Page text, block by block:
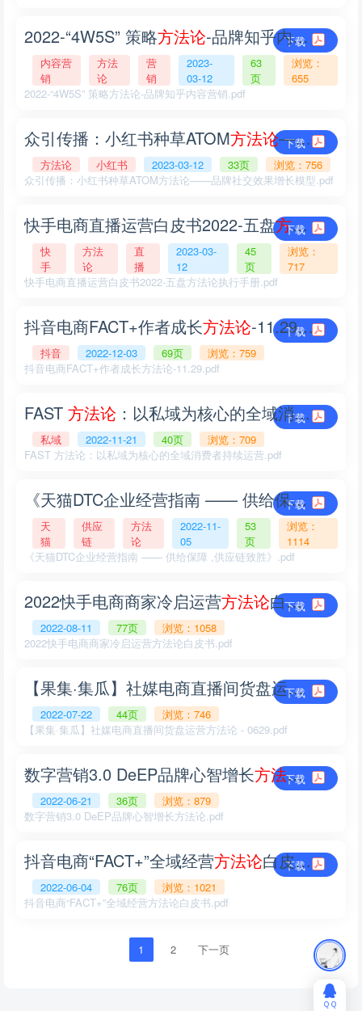
下载
2022-“4W5S” 策略方法论-品牌知乎内容营销.pdf
内容营
销
方法
论
营
销
2023-
03-12
63
页
浏览：
655
2022-“4W5S” 策略方法论-品牌知乎内容营销.pdf
下载
众引传播：小红书种草ATOM方法论——品牌社交效果增长模型.pdf
方法论 小红书 2023-03-12 33页
浏览：756
众引传播：小红书种草ATOM方法论——品牌社交效果增长模型.pdf
下载
快手电商直播运营白皮书2022-五盘方法论执行
快
手
方法
论
直
播
2023-03-
12
45
页
浏览：
717
快手电商直播运营白皮书2022-五盘方法论执行手册.pdf
下载
抖音电商FACT+作者成长方法论-11.29.pdf
抖音 2022-12-03 69页
浏览：759
抖音电商FACT+作者成长方法论-11.29.pdf
下载
FAST 方法论 ：以私域为核心的全域消费者持续运营.pdf
私域 2022-11-21 40页
浏览：709
FAST 方法论：以私域为核心的全域消费者持续运营.pdf
下载
《天猫DTC企业经营指南 —— 供给保障 ,供应链致胜》.pdf
天
猫
供应
链
方法
论
2022-11-
05
53
页
浏览：
1114
《天猫DTC企业经营指南 —— 供给保障 ,供应链致胜》.pdf
下载
2022快手电商商家冷启运营方法论白皮书.pdf
2022-08-11 77页
浏览：1058
2022快手电商商家冷启运营方法论白皮书.pdf
下载
【果集·集瓜】社媒电商直播间货盘运营方法论
2022-07-22 44页
浏览：746
【果集·集瓜】社媒电商直播间货盘运营方法论 - 0629.pdf
下载
数字营销3.0 DeEP品牌心智增长方法论.pdf
2022-06-21 36页
浏览：879
数字营销3.0 DeEP品牌心智增长方法论.pdf
下载
抖音电商“FACT+”全域经营方法论白皮书.pdf
2022-06-04 76页
浏览：1021
抖音电商“FACT+”全域经营方法论白皮书.pdf
1 2 下一页
ＱＱ